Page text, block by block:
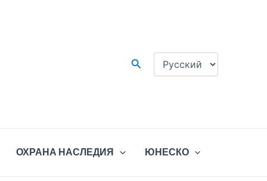
Поиск
ОХРАНА НАСЛЕДИЯ ЮНЕСКО